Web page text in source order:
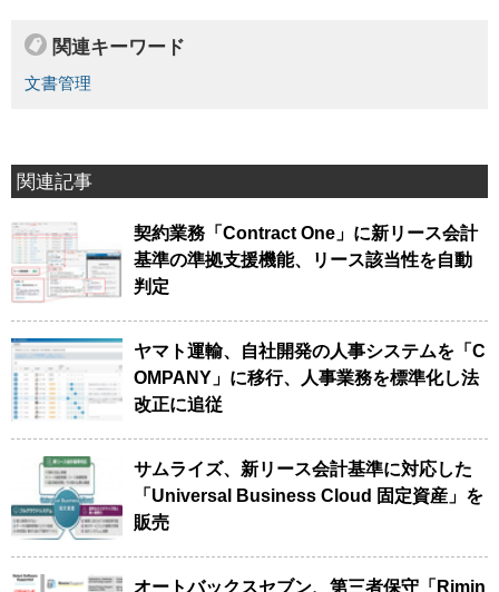
関連キーワード
文書管理
関連記事
契約業務「Contract One」に新リース会計
基準の準拠支援機能、リース該当性を自動
判定
ヤマト運輸、自社開発の人事システムを「C
OMPANY」に移行、人事業務を標準化し法
改正に追従
サムライズ、新リース会計基準に対応した
「Universal Business Cloud 固定資産」を
販売
オートバックスセブン、第三者保守「Rimin